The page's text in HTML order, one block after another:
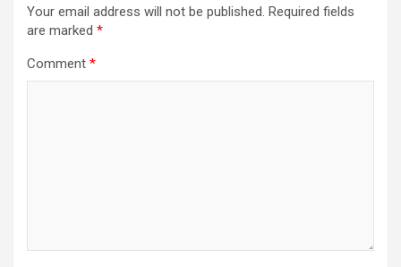
Your email address will not be published. Required fields
are marked *
Comment *